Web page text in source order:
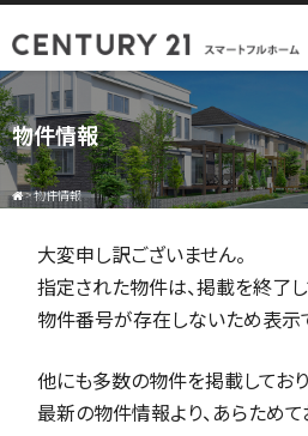
物件情報
>物件情報
大変申し訳ございません。
指定された物件は、掲載を終了し
物件番号が存在しないため表示
他にも多数の物件を掲載しており
最新の物件情報より、あらためて